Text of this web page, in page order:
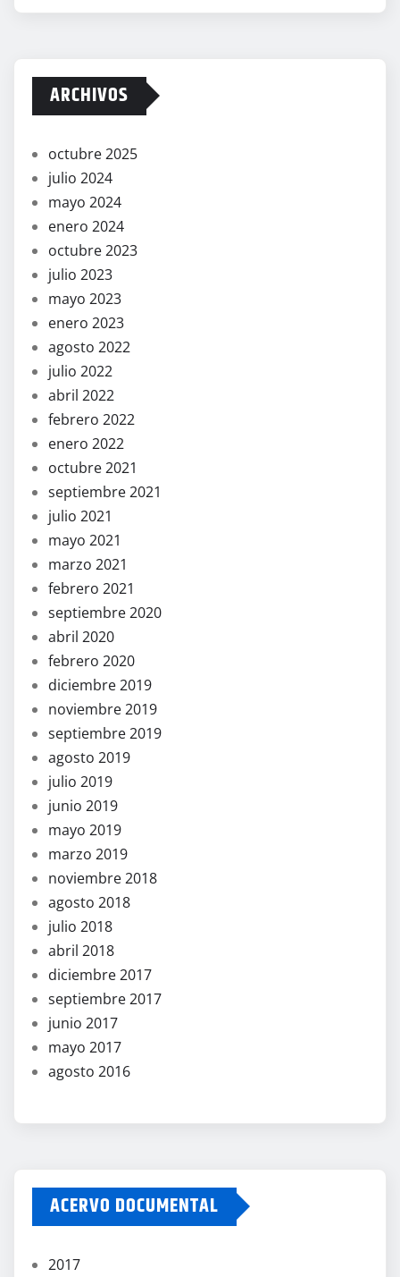
ARCHIVOS
octubre 2025
julio 2024
mayo 2024
enero 2024
octubre 2023
julio 2023
mayo 2023
enero 2023
agosto 2022
julio 2022
abril 2022
febrero 2022
enero 2022
octubre 2021
septiembre 2021
julio 2021
mayo 2021
marzo 2021
febrero 2021
septiembre 2020
abril 2020
febrero 2020
diciembre 2019
noviembre 2019
septiembre 2019
agosto 2019
julio 2019
junio 2019
mayo 2019
marzo 2019
noviembre 2018
agosto 2018
julio 2018
abril 2018
diciembre 2017
septiembre 2017
junio 2017
mayo 2017
agosto 2016
ACERVO DOCUMENTAL
2017